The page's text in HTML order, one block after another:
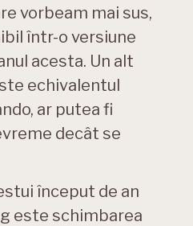
vorbeam mai sus,
într-o versiune
acesta. Un alt
echivalentul
ar putea fi
decât se
început de an
este schimbarea